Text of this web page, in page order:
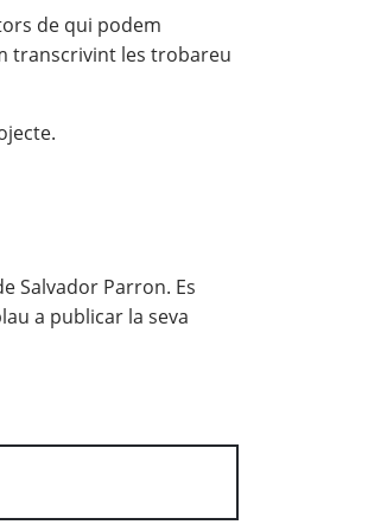
de qui podem
transcrivint les trobareu
Salvador Parron. Es
a publicar la seva